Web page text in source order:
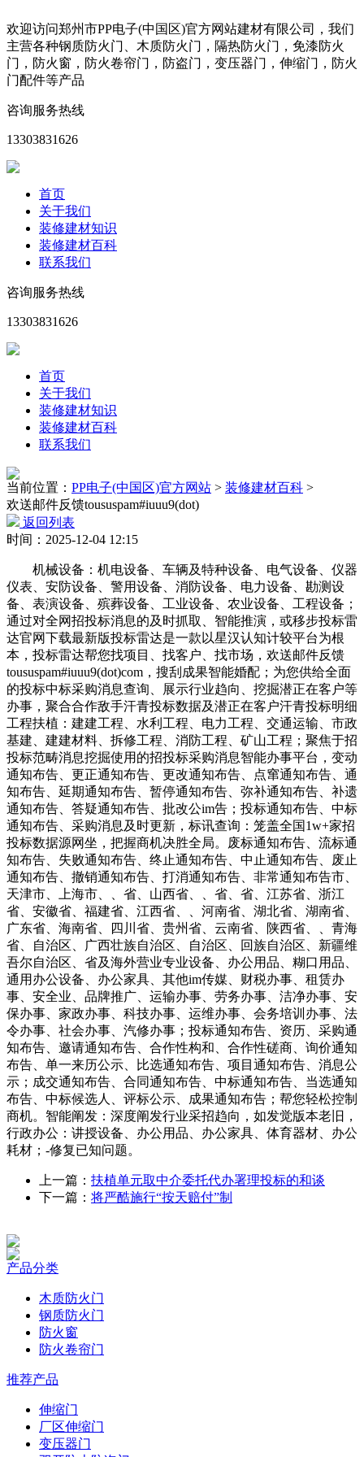
欢迎访问郑州市PP电子(中国区)官方网站建材有限公司，我们
主营各种钢质防火门、木质防火门，隔热防火门，免漆防火
门，防火窗，防火卷帘门，防盗门，变压器门，伸缩门，防火
门配件等产品
咨询服务热线
13303831626
首页
关于我们
装修建材知识
装修建材百科
联系我们
咨询服务热线
13303831626
首页
关于我们
装修建材知识
装修建材百科
联系我们
当前位置： PP电子(中国区)官方网站 > 装修建材百科 >
欢送邮件反馈toususpam#iuuu9(dot)
返回列表
时间：2025-12-04 12:15
机械设备：机电设备、车辆及特种设备、电气设备、仪器
仪表、安防设备、警用设备、消防设备、电力设备、勘测设
备、表演设备、殡葬设备、工业设备、农业设备、工程设备；
通过对全网招投标消息的及时抓取、智能推演，或移步投标雷
达官网下载最新版投标雷达是一款以星汉认知计较平台为根
本，投标雷达帮您找项目、找客户、找市场，欢送邮件反馈
toususpam#iuuu9(dot)com，搜刮成果智能婚配；为您供给全面
的投标中标采购消息查询、展示行业趋向、挖掘潜正在客户等
办事，聚合合作敌手汗青投标数据及潜正在客户汗青投标明细
工程扶植：建建工程、水利工程、电力工程、交通运输、市政
基建、建建材料、拆修工程、消防工程、矿山工程；聚焦于招
投标范畴消息挖掘使用的招投标采购消息智能办事平台，变动
通知布告、更正通知布告、更改通知布告、点窜通知布告、通
知布告、延期通知布告、暂停通知布告、弥补通知布告、补遗
通知布告、答疑通知布告、批改公im告；投标通知布告、中标
通知布告、采购消息及时更新，标讯查询：笼盖全国1w+家招
投标数据源网坐，把握商机决胜全局。废标通知布告、流标通
知布告、失败通知布告、终止通知布告、中止通知布告、废止
通知布告、撤销通知布告、打消通知布告、非常通知布告市、
天津市、上海市、、省、山西省、、省、省、江苏省、浙江
省、安徽省、福建省、江西省、、河南省、湖北省、湖南省、
广东省、海南省、四川省、贵州省、云南省、陕西省、、青海
省、自治区、广西壮族自治区、自治区、回族自治区、新疆维
吾尔自治区、省及海外营业专业设备、办公用品、糊口用品、
通用办公设备、办公家具、其他im传媒、财税办事、租赁办
事、安全业、品牌推广、运输办事、劳务办事、洁净办事、安
保办事、家政办事、科技办事、运维办事、会务培训办事、法
令办事、社会办事、汽修办事；投标通知布告、资历、采购通
知布告、邀请通知布告、合作性构和、合作性磋商、询价通知
布告、单一来历公示、比选通知布告、项目通知布告、消息公
示；成交通知布告、合同通知布告、中标通知布告、当选通知
布告、中标候选人、评标公示、成果通知布告；帮您轻松控制
商机。智能阐发：深度阐发行业采招趋向，如发觉版本老旧，
行政办公：讲授设备、办公用品、办公家具、体育器材、办公
耗材；-修复已知问题。
上一篇： 扶植单元取中介委托代办署理投标的和谈
下一篇： 将严酷施行“按天赔付”制
产品分类
木质防火门
钢质防火门
防火窗
防火卷帘门
推荐产品
伸缩门
厂区伸缩门
变压器门